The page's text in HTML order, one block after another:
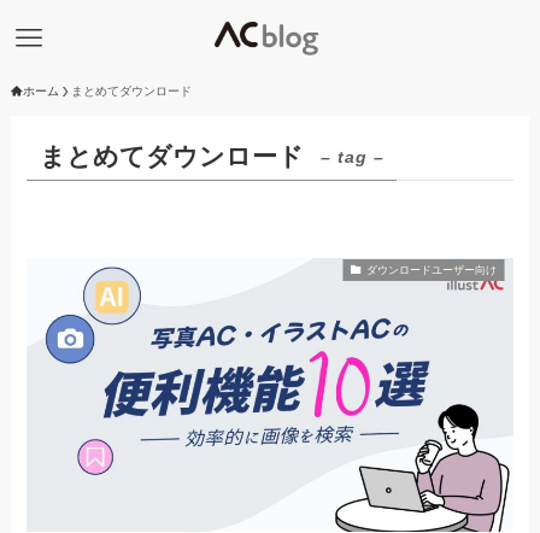
ホーム まとめてダウンロード
まとめてダウンロード – tag –
ダウンロードユーザー向け